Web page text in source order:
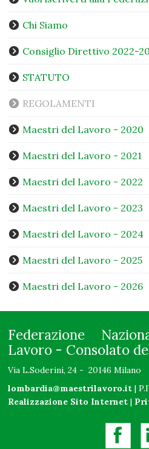
Chi Siamo
Consiglio Direttivo 2022-
STATUTO
REGOLAMENTI
Maestri del Lavoro - 2020
Maestri del Lavoro - 2021
Maestri del Lavoro - 2022
Maestri del Lavoro - 2023
Maestri del Lavoro - 2024
Maestri del Lavoro - 2025
Maestri del Lavoro - 2026
Federazione
Lavoro - Consolato
Via L.Soderini, 24 - 20146 Milano
lombardia@maestrilavoro.it |
Realizzazione Sito Internet |